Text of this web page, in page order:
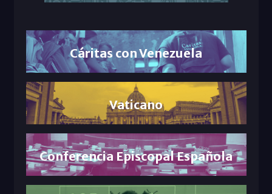
Cáritas con Venezuela
Vaticano
Conferencia Episcopal Española